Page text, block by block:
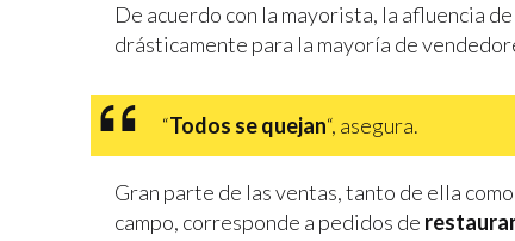
De acuerdo con la mayorista, la afluencia
drásticamente para la mayoría de
“Todos se quejan“, asegura.
Gran parte de las ventas, tanto de ella
campo, corresponde a pedidos de